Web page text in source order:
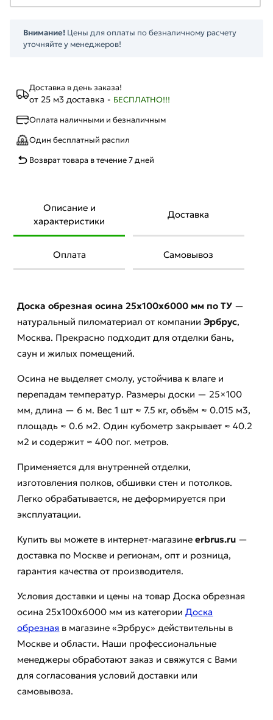
Доставка в день заказа!
от 25 м3 доставка - БЕСПЛАТНО!!!
Оплата наличными и безналичным
Один бесплатный распил
Возврат товара в течение 7 дней
Внимание! Цены для оплаты по безналичному расчету
уточняйте у менеджеров!
Описание и
характеристики
Доставка
Оплата Самовывоз
Доска обрезная осина 25х100х6000 мм по ТУ —
натуральный пиломатериал от компанииЭрбрус,
Москва. Прекрасно подходит для отделки бань,
саун и жилых помещений.
Осина не выделяет смолу, устойчива к влаге и
перепадам температур. Размеры доски — 25×100
мм, длина — 6 м. Вес 1 шт ≈ 7.5 кг, объём ≈ 0.015 м3,
площадь ≈ 0.6 м2. Один кубометр закрывает ≈ 40.2
м2 и содержит ≈ 400 пог. метров.
Применяется для внутренней отделки,
изготовления полков, обшивки стен и потолков.
Легко обрабатывается, не деформируется при
эксплуатации.
Купить вы можете в интернет-магазинеerbrus.ru —
доставка по Москве и регионам, опт и розница,
гарантия качества от производителя.
Условия доставки и цены на товар Доска обрезная
осина 25х100х6000 мм из категорииДоска
обрезная в магазине «Эрбрус» действительны в
Москве и области. Наши профессиональные
менеджеры обработают заказ и свяжутся с Вами
для согласования условий доставки или
самовывоза.